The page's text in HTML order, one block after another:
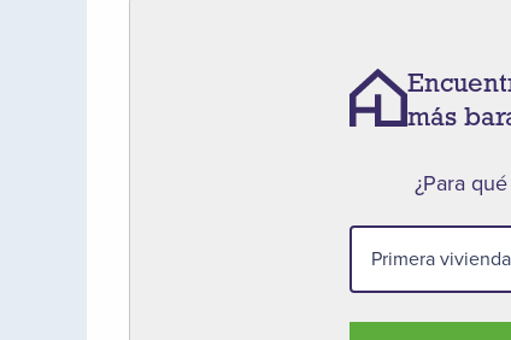
más
¿Para